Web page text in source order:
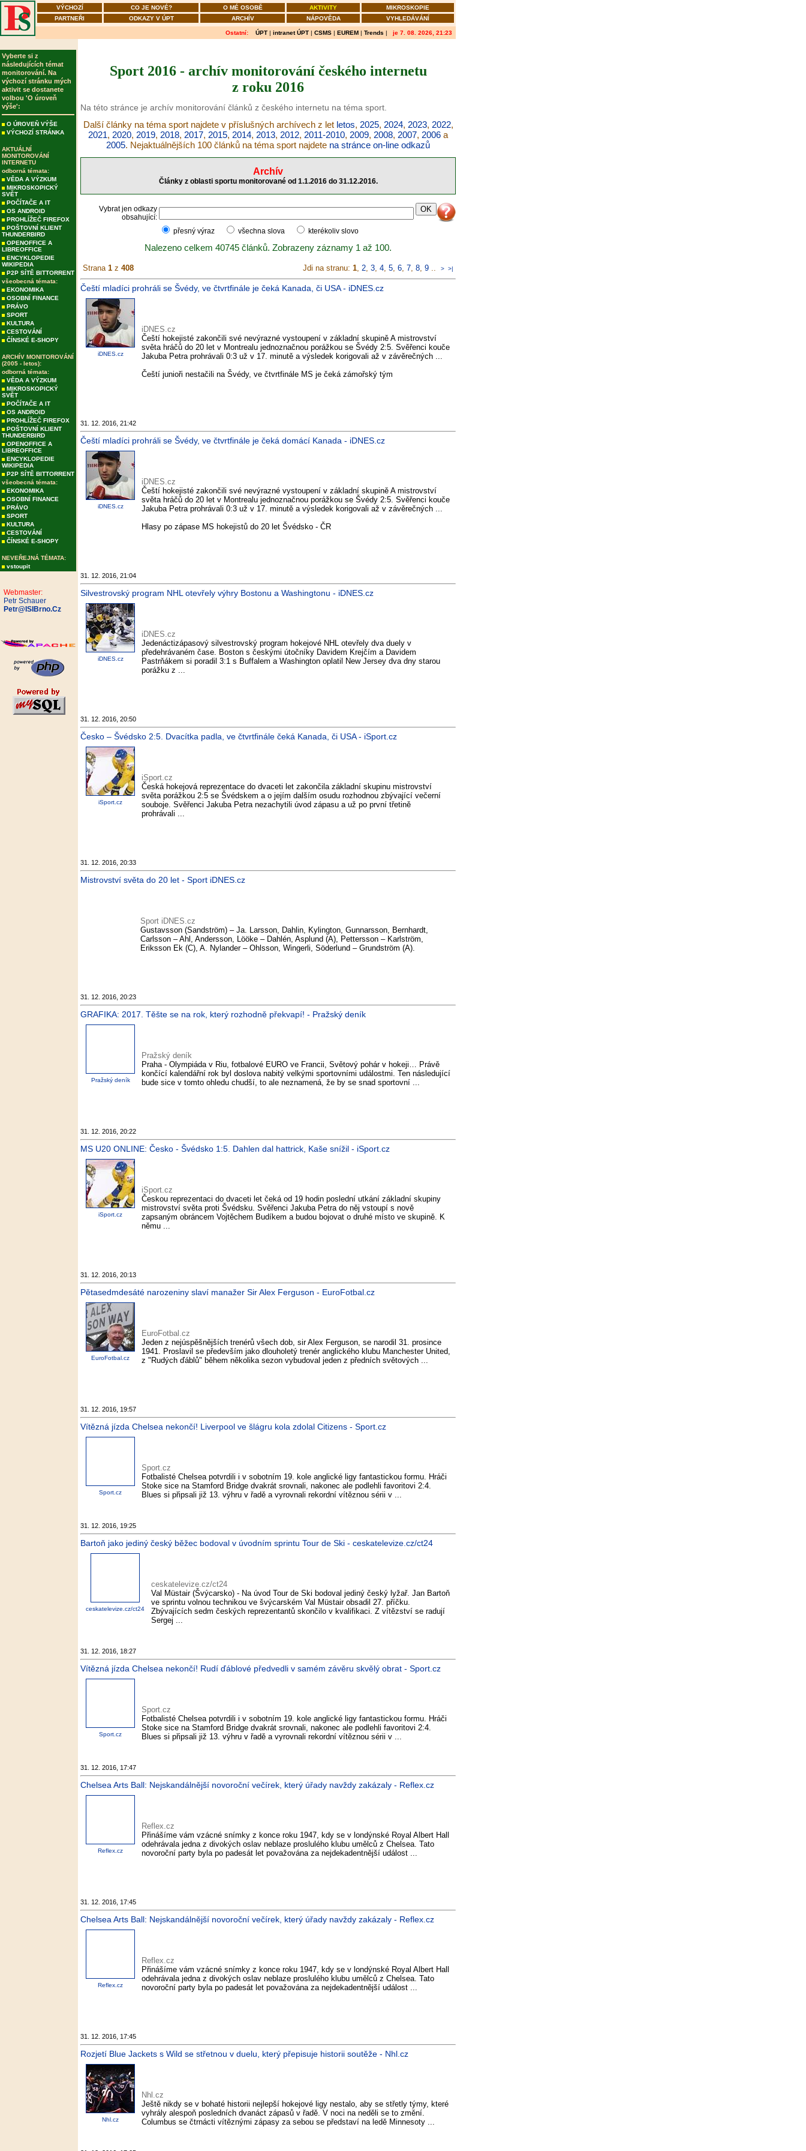
VÝCHOZÍ CO JE NOVÉ? O MÉ OSOBĚ AKTIVITY
MIKROSKOPIE
PARTNEŘI
ODKAZY V ÚPT ARCHÍV NÁPOVĚDA VYHLEDÁVÁNÍ
Ostatní: ÚPT | intranet ÚPT | CSMS | EUREM | Trends | je 7. 08. 2026, 21:23
Vyberte si z
následujících témat
monitorování. Na
výchozí stránku mých
aktivit se dostanete
volbou 'O úroveň
výše':
O ÚROVEŇ VÝŠE
VÝCHOZÍ STRÁNKA
AKTUÁLNÍ
MONITOROVÁNÍ
INTERNETU
odborná témata:
VĚDA A VÝZKUM
MIKROSKOPICKÝ
SVĚT
POČÍTAČE A IT
OS ANDROID
PROHLÍŽEČ FIREFOX
POŠTOVNÍ KLIENT
THUNDERBIRD
OPENOFFICE A
LIBREOFFICE
ENCYKLOPEDIE
WIKIPEDIA
P2P SÍTĚ BITTORRENT
všeobecná témata:
EKONOMIKA
OSOBNÍ FINANCE
PRÁVO
SPORT
KULTURA
CESTOVÁNÍ
ČÍNSKÉ E-SHOPY
ARCHÍV MONITOROVÁNÍ
(2005 - letos):
odborná témata:
VĚDA A VÝZKUM
MIKROSKOPICKÝ
SVĚT
POČÍTAČE A IT
OS ANDROID
PROHLÍŽEČ FIREFOX
POŠTOVNÍ KLIENT
THUNDERBIRD
OPENOFFICE A
LIBREOFFICE
ENCYKLOPEDIE
WIKIPEDIA
P2P SÍTĚ BITTORRENT
všeobecná témata:
EKONOMIKA
OSOBNÍ FINANCE
PRÁVO
SPORT
KULTURA
CESTOVÁNÍ
ČÍNSKÉ E-SHOPY
NEVEŘEJNÁ TÉMATA:
vstoupit
Webmaster:
Petr Schauer
Petr@ISIBrno.Cz
Sport 2016 - archív monitorování českého internetu
z roku 2016
Na této stránce je archív monitorování článků z českého internetu na téma sport.
Další články na téma sport najdete v příslušných archívech z let letos, 2025, 2024, 2023, 2022,
2021, 2020, 2019, 2018, 2017, 2015, 2014, 2013, 2012, 2011-2010, 2009, 2008, 2007, 2006 a
2005. Nejaktuálnějších 100 článků na téma sport najdete na stránce on-line odkazů
Archív
Články z oblasti sportu monitorované od 1.1.2016 do 31.12.2016.
Vybrat jen odkazy
obsahující:
přesný výraz
všechna slova kterékoliv slovo
Nalezeno celkem 40745 článků. Zobrazeny záznamy 1 až 100.
Strana 1 z 408 Jdi na stranu: 1, 2, 3, 4, 5, 6, 7, 8, 9 .. > >|
Čeští mladíci prohráli se Švédy, ve čtvrtfinále je čeká Kanada, či USA - iDNES.cz
iDNES.cz
iDNES.cz
Čeští hokejisté zakončili své nevýrazné vystoupení v základní skupině A mistrovství
světa hráčů do 20 let v Montrealu jednoznačnou porážkou se Švédy 2:5. Svěřenci kouče
Jakuba Petra prohrávali 0:3 už v 17. minutě a výsledek korigovali až v závěrečných ...
Čeští junioři nestačili na Švédy, ve čtvrtfinále MS je čeká zámořský tým
31. 12. 2016, 21:42
Čeští mladíci prohráli se Švédy, ve čtvrtfinále je čeká domácí Kanada - iDNES.cz
iDNES.cz
iDNES.cz
Čeští hokejisté zakončili své nevýrazné vystoupení v základní skupině A mistrovství
světa hráčů do 20 let v Montrealu jednoznačnou porážkou se Švédy 2:5. Svěřenci kouče
Jakuba Petra prohrávali 0:3 už v 17. minutě a výsledek korigovali až v závěrečných ...
Hlasy po zápase MS hokejistů do 20 let Švédsko - ČR
31. 12. 2016, 21:04
Silvestrovský program NHL otevřely výhry Bostonu a Washingtonu - iDNES.cz
iDNES.cz
iDNES.cz
Jedenáctizápasový silvestrovský program hokejové NHL otevřely dva duely v
předehrávaném čase. Boston s českými útočníky Davidem Krejčím a Davidem
Pastrňákem si poradil 3:1 s Buffalem a Washington oplatil New Jersey dva dny starou
porážku z ...
31. 12. 2016, 20:50
Česko – Švédsko 2:5. Dvacítka padla, ve čtvrtfinále čeká Kanada, či USA - iSport.cz
iSport.cz
iSport.cz
Česká hokejová reprezentace do dvaceti let zakončila základní skupinu mistrovství
světa porážkou 2:5 se Švédskem a o jejím dalším osudu rozhodnou zbývající večerní
souboje. Svěřenci Jakuba Petra nezachytili úvod zápasu a už po první třetině
prohrávali ...
31. 12. 2016, 20:33
Mistrovství světa do 20 let - Sport iDNES.cz
Sport iDNES.cz
Gustavsson (Sandström) – Ja. Larsson, Dahlin, Kylington, Gunnarsson, Bernhardt,
Carlsson – Ahl, Andersson, Lööke – Dahlén, Asplund (A), Pettersson – Karlström,
Eriksson Ek (C), A. Nylander – Ohlsson, Wingerli, Söderlund – Grundström (A).
31. 12. 2016, 20:23
GRAFIKA: 2017. Těšte se na rok, který rozhodně překvapí! - Pražský deník
Pražský deník
Pražský deník
Praha - Olympiáda v Riu, fotbalové EURO ve Francii, Světový pohár v hokeji… Právě
končící kalendářní rok byl doslova nabitý velkými sportovními událostmi. Ten následující
bude sice v tomto ohledu chudší, to ale neznamená, že by se snad sportovní ...
31. 12. 2016, 20:22
MS U20 ONLINE: Česko - Švédsko 1:5. Dahlen dal hattrick, Kaše snížil - iSport.cz
iSport.cz
iSport.cz
Českou reprezentaci do dvaceti let čeká od 19 hodin poslední utkání základní skupiny
mistrovství světa proti Švédsku. Svěřenci Jakuba Petra do něj vstoupí s nově
zapsaným obráncem Vojtěchem Budíkem a budou bojovat o druhé místo ve skupině. K
němu ...
31. 12. 2016, 20:13
Pětasedmdesáté narozeniny slaví manažer Sir Alex Ferguson - EuroFotbal.cz
EuroFotbal.cz
EuroFotbal.cz
Jeden z nejúspěšnějších trenérů všech dob, sir Alex Ferguson, se narodil 31. prosince
1941. Proslavil se především jako dlouholetý trenér anglického klubu Manchester United,
z "Rudých ďáblů" během několika sezon vybudoval jeden z předních světových ...
31. 12. 2016, 19:57
Vítězná jízda Chelsea nekončí! Liverpool ve šlágru kola zdolal Citizens - Sport.cz
Sport.cz
Sport.cz
Fotbalisté Chelsea potvrdili i v sobotním 19. kole anglické ligy fantastickou formu. Hráči
Stoke sice na Stamford Bridge dvakrát srovnali, nakonec ale podlehli favoritovi 2:4.
Blues si připsali již 13. výhru v řadě a vyrovnali rekordní vítěznou sérii v ...
31. 12. 2016, 19:25
Bartoň jako jediný český běžec bodoval v úvodním sprintu Tour de Ski - ceskatelevize.cz/ct24
ceskatelevize.cz/ct24
ceskatelevize.cz/ct24
Val Müstair (Švýcarsko) - Na úvod Tour de Ski bodoval jediný český lyžař. Jan Bartoň
ve sprintu volnou technikou ve švýcarském Val Müstair obsadil 27. příčku.
Zbývajících sedm českých reprezentantů skončilo v kvalifikaci. Z vítězství se radují
Sergej ...
31. 12. 2016, 18:27
Vítězná jízda Chelsea nekončí! Rudí ďáblové předvedli v samém závěru skvělý obrat - Sport.cz
Sport.cz
Sport.cz
Fotbalisté Chelsea potvrdili i v sobotním 19. kole anglické ligy fantastickou formu. Hráči
Stoke sice na Stamford Bridge dvakrát srovnali, nakonec ale podlehli favoritovi 2:4.
Blues si připsali již 13. výhru v řadě a vyrovnali rekordní vítěznou sérii v ...
31. 12. 2016, 17:47
Chelsea Arts Ball: Nejskandálnější novoroční večírek, který úřady navždy zakázaly - Reflex.cz
Reflex.cz
Reflex.cz
Přinášíme vám vzácné snímky z konce roku 1947, kdy se v londýnské Royal Albert Hall
odehrávala jedna z divokých oslav neblaze proslulého klubu umělců z Chelsea. Tato
novoroční party byla po padesát let považována za nejdekadentnější událost ...
31. 12. 2016, 17:45
Chelsea Arts Ball: Nejskandálnější novoroční večírek, který úřady navždy zakázaly - Reflex.cz
Reflex.cz
Reflex.cz
Přinášíme vám vzácné snímky z konce roku 1947, kdy se v londýnské Royal Albert Hall
odehrávala jedna z divokých oslav neblaze proslulého klubu umělců z Chelsea. Tato
novoroční party byla po padesát let považována za nejdekadentnější událost ...
31. 12. 2016, 17:45
Rozjetí Blue Jackets s Wild se střetnou v duelu, který přepisuje historii soutěže - Nhl.cz
Nhl.cz
Nhl.cz
Ještě nikdy se v bohaté historii nejlepší hokejové ligy nestalo, aby se střetly týmy, které
vyhrály alespoň posledních dvanáct zápasů v řadě. V noci na neděli se to změní.
Columbus se čtrnácti vítěznými zápasy za sebou se představí na ledě Minnesoty ...